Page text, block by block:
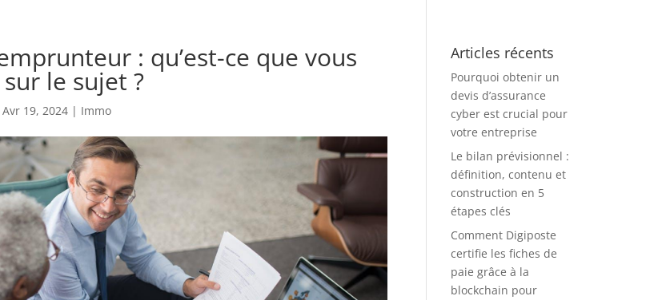
: qu’est-ce que vous
le sujet ?
Avr 19, 2024| Immo
Articles récents
Pourquoi obtenir un
devis d’assurance
cyber est crucial pour
votre entreprise
Le bilan prévisionnel :
définition, contenu et
construction en 5
étapes clés
Comment Digiposte
certifie les fiches de
paie grâce à la
blockchain pour